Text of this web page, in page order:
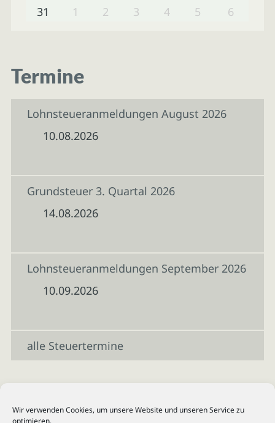
Wir verwenden Cookies, um unsere Website und unseren Service zu
optimieren.
31
1 2 3 4 5 6
Termine
Lohnsteueranmeldungen August 2026
10.08.2026
Grundsteuer 3. Quartal 2026
14.08.2026
Lohnsteueranmeldungen September 2026
10.09.2026
alle Steuertermine